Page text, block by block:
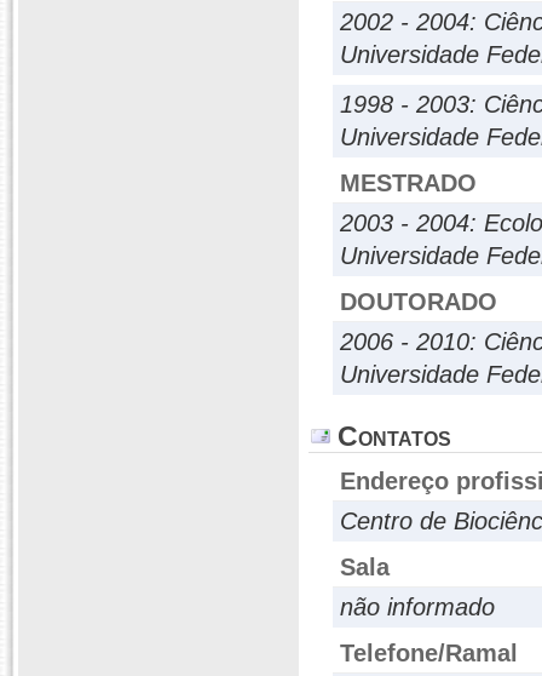
2002 - 2004:
Universidade
1998 - 2003:
Universidade
MESTRADO
2003 - 2004:
Universidade
DOUTORADO
2006 - 2010:
Universidade
Contatos
Endereço
Centro de
Sala
não informado
Telefone/Ramal